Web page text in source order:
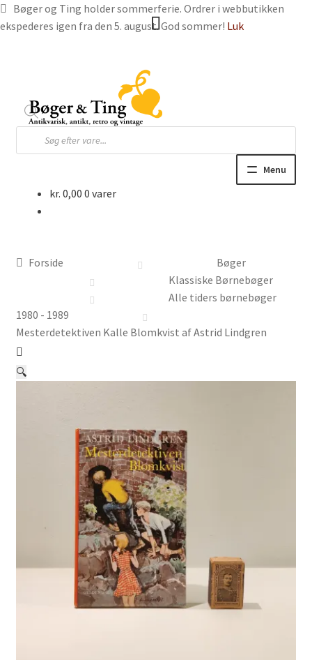
Bøger og Ting holder sommerferie. Ordrer i webbutikken
ekspederes igen fra den 5. august. God sommer! Luk
navigation
indhold
Products
search
Menu
Børnebøger
Ting
kr. 0,00 0 varer
Forside
Bøger
Klassiske Børnebøger
Alle tiders børnebøger
1980 - 1989
Mesterdetektiven Kalle Blomkvist af Astrid Lindgren
🔍